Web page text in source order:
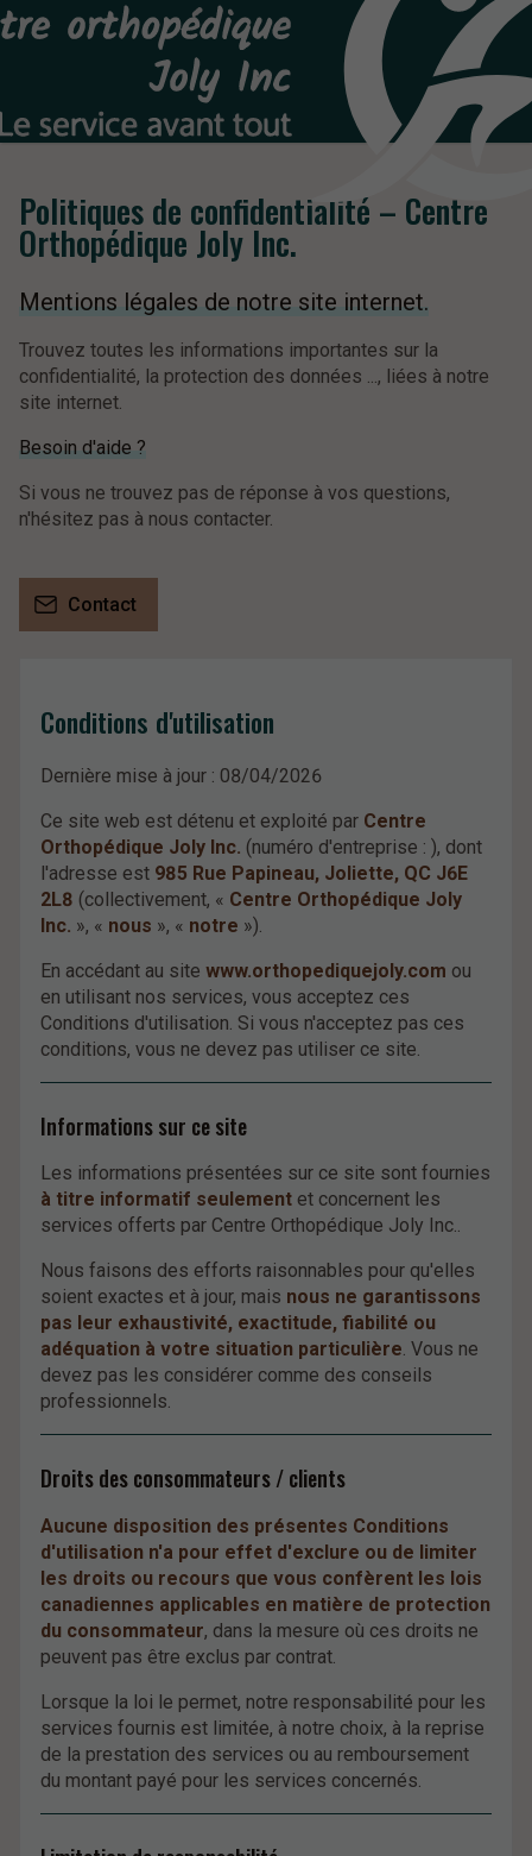
Politiques de confidentialité – Centre
Orthopédique Joly Inc.
Mentions légales de notre site internet.
Trouvez toutes les informations importantes sur la
confidentialité, la protection des données ..., liées à notre
site internet.
Besoin d'aide ?
Si vous ne trouvez pas de réponse à vos questions,
n'hésitez pas à nous contacter.
Contact
Conditions d'utilisation
Dernière mise à jour : 08/04/2026
Ce site web est détenu et exploité par Centre
Orthopédique Joly Inc. (numéro d'entreprise : ), dont
l'adresse est 985 Rue Papineau, Joliette, QC J6E
2L8 (collectivement, « Centre Orthopédique Joly
Inc. », « nous », « notre »).
En accédant au site www.orthopediquejoly.com ou
en utilisant nos services, vous acceptez ces
Conditions d'utilisation. Si vous n'acceptez pas ces
conditions, vous ne devez pas utiliser ce site.
Informations sur ce site
Les informations présentées sur ce site sont fournies
à titre informatif seulement et concernent les
services offerts par Centre Orthopédique Joly Inc..
Nous faisons des efforts raisonnables pour qu'elles
soient exactes et à jour, mais nous ne garantissons
pas leur exhaustivité, exactitude, fiabilité ou
adéquation à votre situation particulière. Vous ne
devez pas les considérer comme des conseils
professionnels.
Droits des consommateurs / clients
Aucune disposition des présentes Conditions
d'utilisation n'a pour effet d'exclure ou de limiter
les droits ou recours que vous confèrent les lois
canadiennes applicables en matière de protection
du consommateur, dans la mesure où ces droits ne
peuvent pas être exclus par contrat.
Lorsque la loi le permet, notre responsabilité pour les
services fournis est limitée, à notre choix, à la reprise
de la prestation des services ou au remboursement
du montant payé pour les services concernés.